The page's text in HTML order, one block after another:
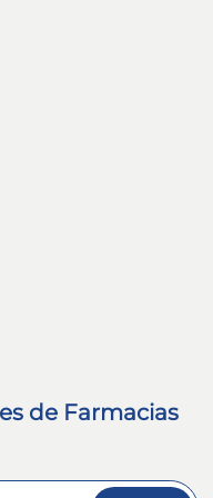
de Farmacias